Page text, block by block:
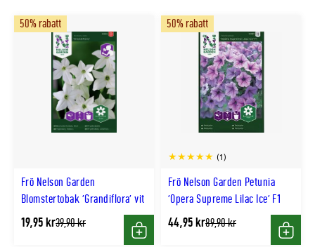
Frö Nelson Garden
Blomstertobak 'Grandiflora' vit
50% rabatt
19,95 krTidligere
39,90 kr
Köp
Frö Nelson Garden Petunia
'Opera Supreme Lilac Ice' F1
(1)
50% rabatt
44,95 krTidligere
89,90 kr
Köp